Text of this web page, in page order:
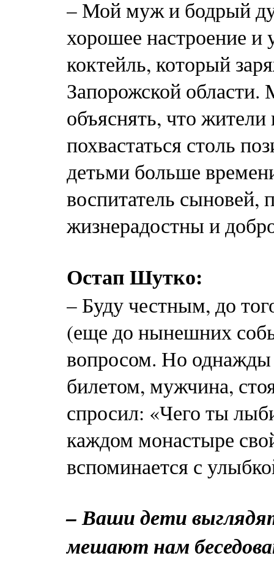
– Мой муж и бодрый
хорошее настроение и
коктейль, который
Запорожской
объяснять, что
похвастаться столь
детьми больше
воспитатель сыновей,
жизнерадостны и
Остап Шутко:
– Буду честным, до
(еще до нынешних
вопросом. Но однажды
билетом, мужчина,
спросил: «Чего ты
каждом монастыре
вспоминается с
– Ваши дети
мешают нам